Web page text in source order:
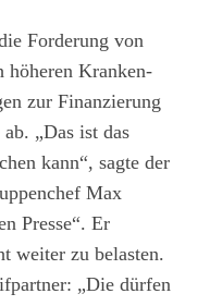
Forderung von
höheren Kranken-
zur Finanzierung
„Das ist das
kann“, sagte der
Max
Presse“. Er
weiter zu belasten.
„Die dürfen